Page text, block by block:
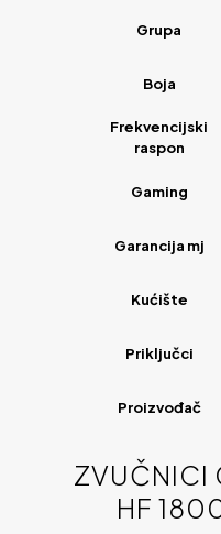
Grupa
Boja
Frekvencijski
raspon
Gaming
Garancija mj
Kućište
Priključci
Proizvođač
ZVUČNICI
HF